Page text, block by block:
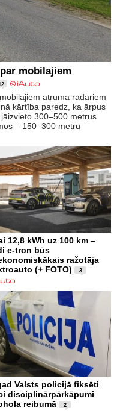
mobilajiem
ātruma radariem
kārtība paredz, ka ārpus
300–500 metrus
– 150–300 metru
12,8 kWh uz 100 km –
e-tron būs
ražotāja
(+ FOTO)
3
Valsts policijā fiksēti
disciplinārpārkāpumi
reibumā
2